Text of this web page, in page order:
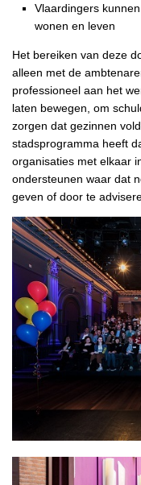
Vlaardingers
wonen en leven
Het bereiken van deze
alleen met de
professioneel aan het
laten bewegen, om
zorgen dat gezinnen
stadsprogramma heeft
organisaties met elkaar
ondersteunen waar dat
geven of door te